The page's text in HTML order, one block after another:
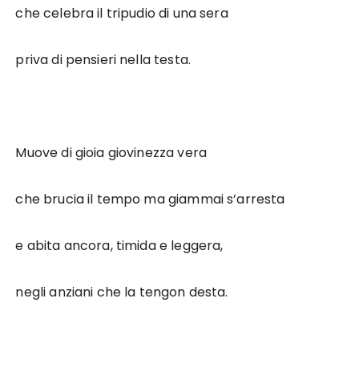
che celebra il tripudio di una sera
priva di pensieri nella testa.
Muove di gioia giovinezza vera
che brucia il tempo ma giammai s’arresta
e abita ancora, timida e leggera,
negli anziani che la tengon desta.